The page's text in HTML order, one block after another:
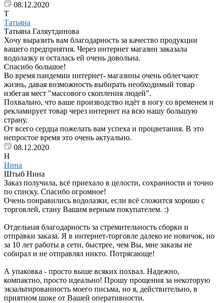
08.12.2020
Т
Татьяна
Татьяна Галяутдинова
Хочу выразить вам благодарность за качество продукции
вашего предприятия. Через интернет магазин заказала
водолазку и осталась ей очень довольна.
Спасибо большое!
Во время пандемии интернет- магазины очень облегчают
жизнь, давая возможность выбирать необходимый товар
избегая мест "массового скопления людей".
Похвально, что ваше производство идёт в ногу со временем и
рекламирует товар через интернет на всю нашу большую
страну.
От всего сердца пожелать вам успеха и процветания. В это
непростое время это очень актуально.
08.12.2020
Н
Нина
Штыб Нина
Заказ получила, всё приехало в целости, сохранности и точно
по списку. Спасибо огромное!
Очень понравились водолазки, если всё сложится хорошо с
торговлей, стану Вашим верным покупателем. :)
Отдельная благодарность за стремительность сборки и
отправки заказа. Я в интернет-торговле далеко не новичок, но
за 10 лет работы в сети, быстрее, чем Вы, мне заказы не
собирал и не отправлял никто. Потрясающе!
А упаковка - просто выше всяких похвал. Надежно,
компактно, просто идеально! Прошу прощения за некоторую
экзальтированность моего письма, но я, действительно, в
приятном шоке от Вашей оперативности.